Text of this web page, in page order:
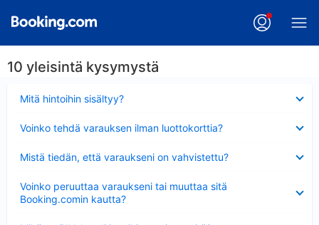
10 yleisintä kysymystä
Mitä hintoihin sisältyy?
Voinko tehdä varauksen ilman luottokorttia?
Mistä tiedän, että varaukseni on vahvistettu?
Voinko peruuttaa varaukseni tai muuttaa sitä
Booking.comin kautta?